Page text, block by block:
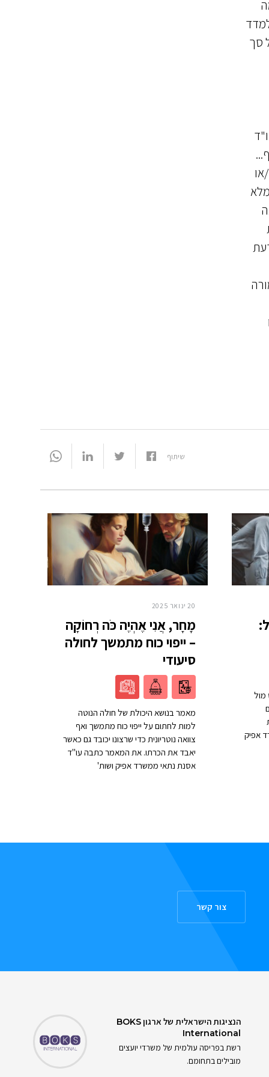
על סך של 100,000 ₪ צמוד למדד
סך
שיתוף
מול
אפיק
20 ינואר 2025
מָחָר, אֲנִי אֶהְיֶה כֹּה רְחוֹקָה
– ייפוי כוח מתמשך לחולה
סיעודי
מאמר בנושא היכולת של חולה הנוטה
למות לחתום על ייפוי כוח מתמשך ואף
צוואה נוטריונית כדי שרצונו יכובד גם כאשר
יאבד את הכרתו. את המאמר כתבה עו"ד
אסנת נתאי ממשרד אפיק ושות'
צור קשר
הנציגות הישראלית של ארגוןBOKS
International
רשת בפריסה עולמית של משרדי יועצים
מובילים בתחומם.